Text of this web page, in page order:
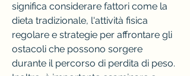
significa considerare fattori come la
dieta tradizionale, l'attività fisica
regolare e strategie per affrontare gli
ostacoli che possono sorgere
durante il percorso di perdita di peso.